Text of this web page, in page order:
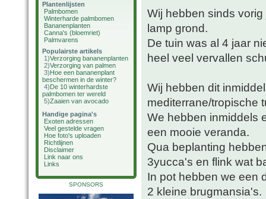
Plantenlijsten
Palmbomen
Winterharde palmbomen
Bananenplanten
Canna's (bloemriet)
Palmvarens
Populairste artikels
1)Verzorging bananenplanten
2)Verzorging van palmen
3)Hoe een bananenplant
beschermen in de winter?
4)De 10 winterhardste
palmbomen ter wereld
5)Zaaien van avocado
Handige pagina's
Exoten adressen
Veel gestelde vragen
Hoe foto's uploaden
Richtlijnen
Disclaimer
Link naar ons
Links
SPONSORS
Wij hebben sinds
lamp grond.
De tuin was al 4 jaar
heel veel vervallen
Wij hebben dit
mediterrane/tropische
We hebben inmiddels
een mooie veranda.
Qua beplanting
3yucca's en flink wat
In pot hebben we een
2 kleine brugmansia's.